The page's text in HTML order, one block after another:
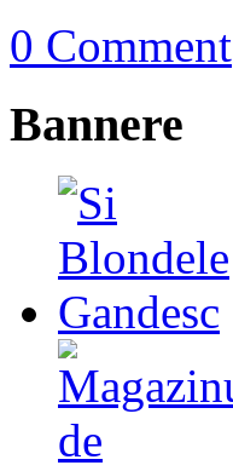
0 Comment
Bannere